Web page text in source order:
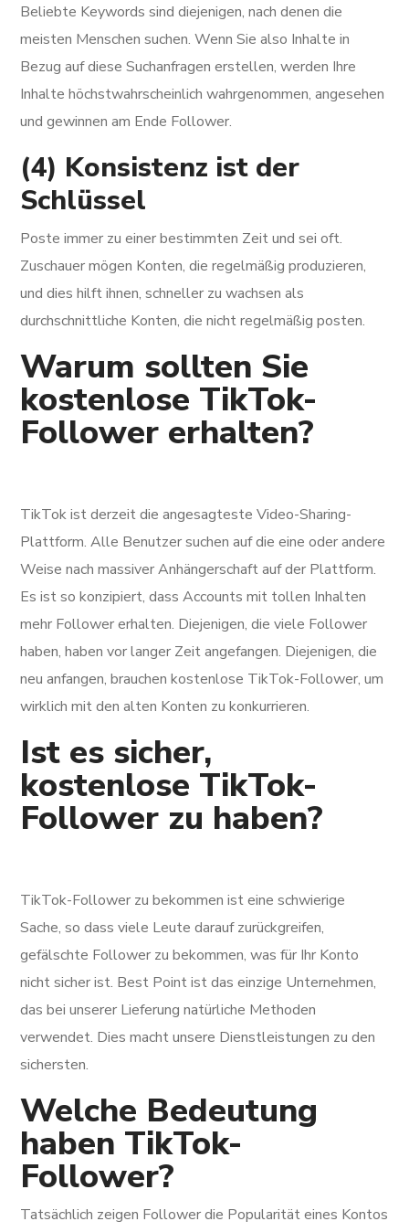
Beliebte Keywords sind diejenigen, nach denen die
meisten Menschen suchen. Wenn Sie also Inhalte in
Bezug auf diese Suchanfragen erstellen, werden Ihre
Inhalte höchstwahrscheinlich wahrgenommen, angesehen
und gewinnen am Ende Follower.
(4) Konsistenz ist der
Schlüssel
Poste immer zu einer bestimmten Zeit und sei oft.
Zuschauer mögen Konten, die regelmäßig produzieren,
und dies hilft ihnen, schneller zu wachsen als
durchschnittliche Konten, die nicht regelmäßig posten.
Warum sollten Sie
kostenlose TikTok-
Follower erhalten?
TikTok ist derzeit die angesagteste Video-Sharing-
Plattform. Alle Benutzer suchen auf die eine oder andere
Weise nach massiver Anhängerschaft auf der Plattform.
Es ist so konzipiert, dass Accounts mit tollen Inhalten
mehr Follower erhalten. Diejenigen, die viele Follower
haben, haben vor langer Zeit angefangen. Diejenigen, die
neu anfangen, brauchen kostenlose TikTok-Follower, um
wirklich mit den alten Konten zu konkurrieren.
Ist es sicher,
kostenlose TikTok-
Follower zu haben?
TikTok-Follower zu bekommen ist eine schwierige
Sache, so dass viele Leute darauf zurückgreifen,
gefälschte Follower zu bekommen, was für Ihr Konto
nicht sicher ist. Best Point ist das einzige Unternehmen,
das bei unserer Lieferung natürliche Methoden
verwendet. Dies macht unsere Dienstleistungen zu den
sichersten.
Welche Bedeutung
haben TikTok-
Follower?
Tatsächlich zeigen Follower die Popularität eines Kontos